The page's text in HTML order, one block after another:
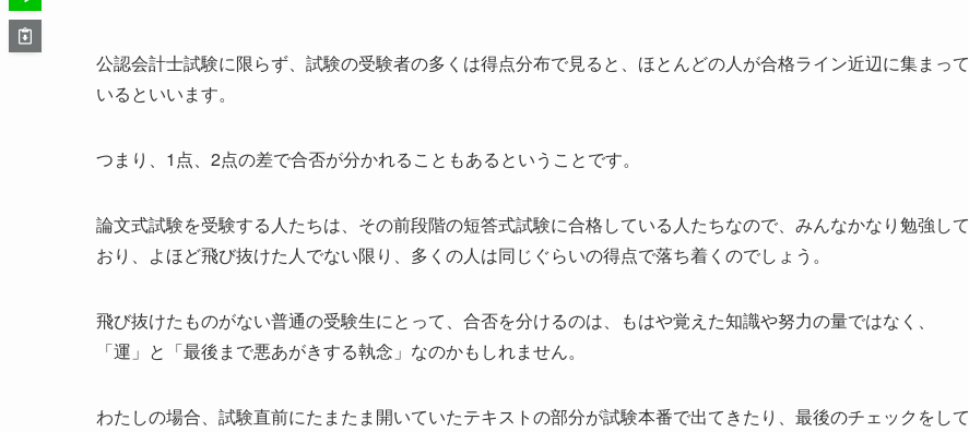
公認会計士試験に限らず、試験の受験者の多くは得点分布で見ると、ほとんどの人が合格ライン近辺に集まって
いるといいます。
つまり、1点、2点の差で合否が分かれることもあるということです。
論文式試験を受験する人たちは、その前段階の短答式試験に合格している人たちなので、みんなかなり勉強して
おり、よほど飛び抜けた人でない限り、多くの人は同じぐらいの得点で落ち着くのでしょう。
飛び抜けたものがない普通の受験生にとって、合否を分けるのは、もはや覚えた知識や努力の量ではなく、
「運」と「最後まで悪あがきする執念」なのかもしれません。
わたしの場合、試験直前にたまたま開いていたテキストの部分が試験本番で出てきたり、最後のチェックをして